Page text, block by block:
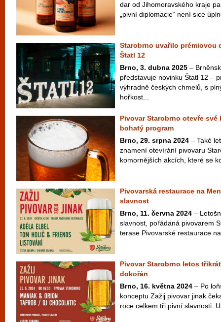
dar od Jihomoravského kraje
„pivní diplomacie“ není sice
Starobrno uvařilo prémiovou
Štatl 12
Brno, 3. dubna 2025 –
představuje novinku Štatl 12 –
výhradně českých chmelů, s
hořkost...
Pivovar Starobrno otevře
bohatý program
Brno, 29. srpna 2024 – Také
znamení otevírání pivovaru
komornějších akcích, které se
Pivovarská restaurace na
slavnost
Brno, 11. června 2024 –
slavnost, pořádaná pivovarem
terase Pivovarské restaurace
Pivovar Starobrno letos
dokořán
Brno, 16. května 2024 – Po
konceptu Zažij pivovar jinak
roce celkem tři pivní slavnosti.